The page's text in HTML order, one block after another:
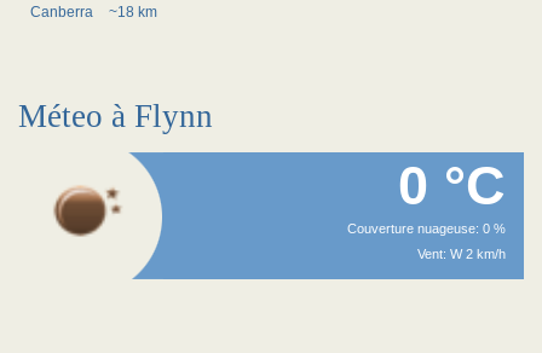
Canberra ~18 km
Méteo à Flynn
0 °C
Couverture nuageuse: 0 %
Vent: W 2 km/h